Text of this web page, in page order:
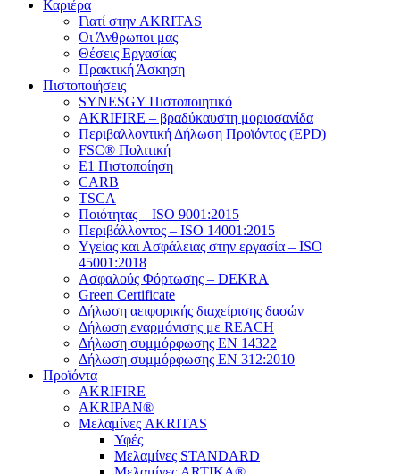
Καριέρα
Γιατί στην AKRITAS
Οι Άνθρωποι μας
Θέσεις Εργασίας
Πρακτική Άσκηση
Πιστοποιήσεις
SYNESGY Πιστοποιητικό
AKRIFIRE – βραδύκαυστη μοριοσανίδα
Περιβαλλοντική Δήλωση Προϊόντος (EPD)
FSC® Πολιτική
E1 Πιστοποίηση
CARB
TSCA
Πoιότητας – ISO 9001:2015
Περιβάλλοντος – ISO 14001:2015
Yγείας και Ασφάλειας στην εργασία – ISO
45001:2018
Ασφαλούς Φόρτωσης – DEKRA
Green Certificate
Δήλωση αειφορικής διαχείρισης δασών
Δήλωση εναρμόνισης με REACH
Δήλωση συμμόρφωσης EN 14322
Δήλωση συμμόρφωσης EN 312:2010
Προϊόντα
AKRIFIRE
AKRIPAN®
Μελαμίνες AKRITAS
Υφές
Μελαμίνες STANDARD